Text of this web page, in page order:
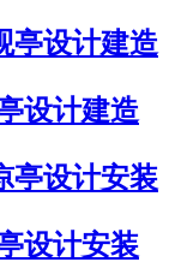
设计建造
设计安装